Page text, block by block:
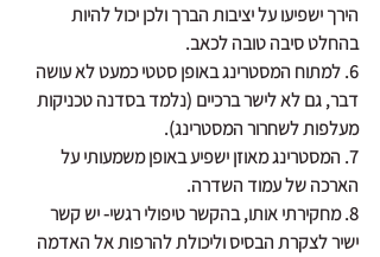
הירך ישפיעו על יציבות הברך ולכן יכול להיות
בהחלט סיבה טובה לכאב.
6. למתוח המסטרינג באופן סטטי כמעט לא עושה
דבר, גם לא לישר ברכיים (נלמד בסדנה טכניקות
מעלפות לשחרור המסטרינג).
7. המסטרינג מאוזן ישפיע באופן משמעותי על
הארכה של עמוד השדרה.
8. מחקירתי אותו, בהקשר טיפולי רגשי- יש קשר
ישיר לצקרת הבסיס וליכולת להרפות אל האדמה